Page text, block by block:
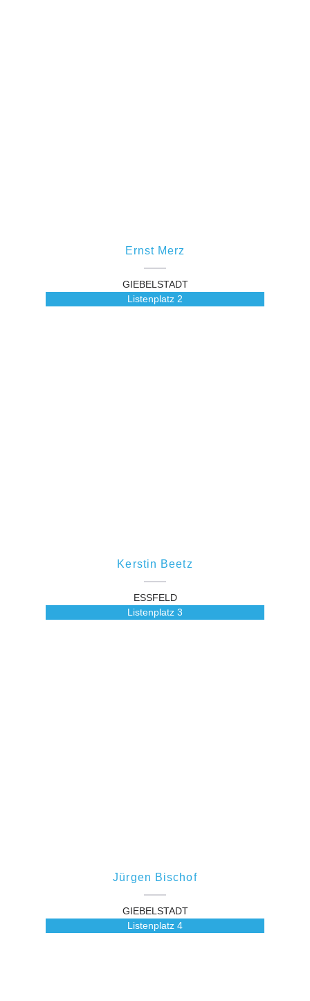
Ernst Merz
GIEBELSTADT
Listenplatz 2
Kerstin Beetz
ESSFELD
Listenplatz 3
Jürgen Bischof
GIEBELSTADT
Listenplatz 4